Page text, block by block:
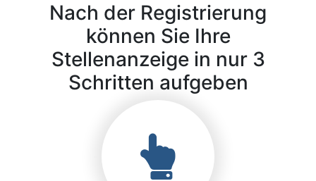
Nach der Registrierung
können Sie Ihre
Stellenanzeige in nur 3
Schritten aufgeben